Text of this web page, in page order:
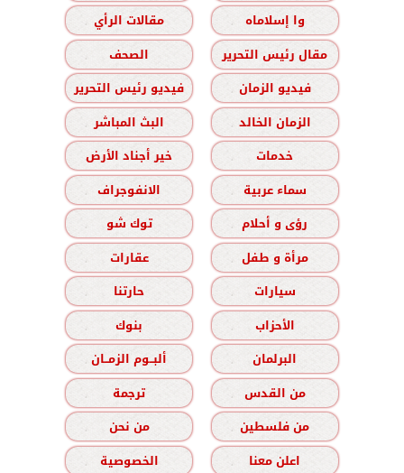
وا إسلاماه
مقالات الرأي
مقال رئيس التحرير
الصحف
فيديو الزمان
فيديو رئيس التحرير
الزمان الخالد
البث المباشر
خدمات
خير أجناد الأرض
سماء عربية
الانفوجراف
رؤى و أحلام
توك شو
مرأة و طفل
عقارات
سيارات
حارتنا
الأحزاب
بنوك
البرلمان
ألبــوم الزمــان
من القدس
ترجمة
من فلسطين
من نحن
اعلن معنا
الخصوصية